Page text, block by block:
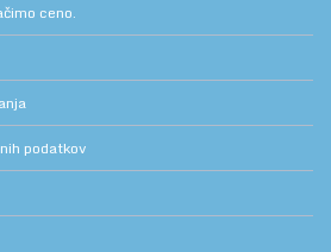
ceno.
podatkov